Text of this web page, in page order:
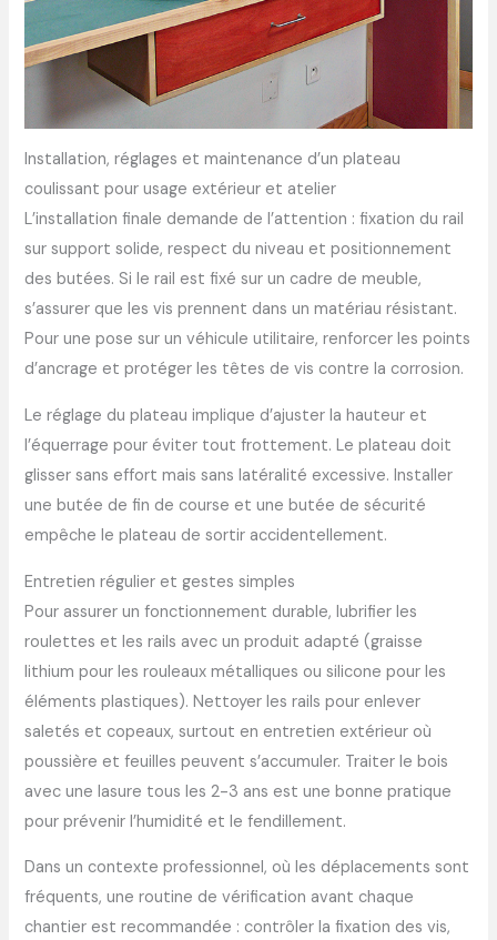
Installation, réglages et maintenance d’un plateau
coulissant pour usage extérieur et atelier
L’installation finale demande de l’attention : fixation du rail
sur support solide, respect du niveau et positionnement
des butées. Si le rail est fixé sur un cadre de meuble,
s’assurer que les vis prennent dans un matériau résistant.
Pour une pose sur un véhicule utilitaire, renforcer les points
d’ancrage et protéger les têtes de vis contre la corrosion.
Le réglage du plateau implique d’ajuster la hauteur et
l’équerrage pour éviter tout frottement. Le plateau doit
glisser sans effort mais sans latéralité excessive. Installer
une butée de fin de course et une butée de sécurité
empêche le plateau de sortir accidentellement.
Entretien régulier et gestes simples
Pour assurer un fonctionnement durable, lubrifier les
roulettes et les rails avec un produit adapté (graisse
lithium pour les rouleaux métalliques ou silicone pour les
éléments plastiques). Nettoyer les rails pour enlever
saletés et copeaux, surtout en entretien extérieur où
poussière et feuilles peuvent s’accumuler. Traiter le bois
avec une lasure tous les 2-3 ans est une bonne pratique
pour prévenir l’humidité et le fendillement.
Dans un contexte professionnel, où les déplacements sont
fréquents, une routine de vérification avant chaque
chantier est recommandée : contrôler la fixation des vis,